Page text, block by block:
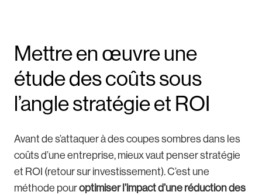
Mettre en œuvre une
étude des coûts sous
l’angle stratégie et ROI
Avant de s’attaquer à des coupes sombres dans les
coûts d’une entreprise, mieux vaut penser stratégie
et ROI (retour sur investissement). C’est une
méthode pouroptimiser l’impact d’une réduction des